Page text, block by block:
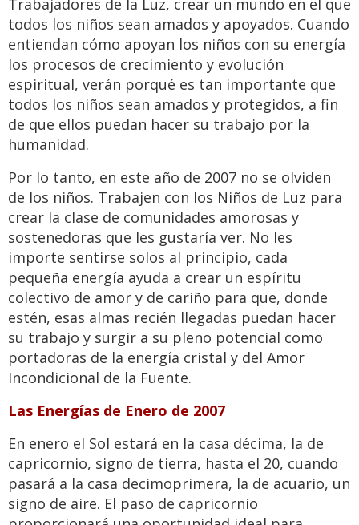
Trabajadores de la Luz, crear un mundo en el que
todos los niños sean amados y apoyados. Cuando
entiendan cómo apoyan los niños con su energía
los procesos de crecimiento y evolución
espiritual, verán porqué es tan importante que
todos los niños sean amados y protegidos, a fin
de que ellos puedan hacer su trabajo por la
humanidad.
Por lo tanto, en este año de 2007 no se olviden
de los niños. Trabajen con los Niños de Luz para
crear la clase de comunidades amorosas y
sostenedoras que les gustaría ver. No les
importe sentirse solos al principio, cada
pequeña energía ayuda a crear un espíritu
colectivo de amor y de cariño para que, donde
estén, esas almas recién llegadas puedan hacer
su trabajo y surgir a su pleno potencial como
portadoras de la energía cristal y del Amor
Incondicional de la Fuente.
Las Energías de Enero de 2007
En enero el Sol estará en la casa décima, la de
capricornio, signo de tierra, hasta el 20, cuando
pasará a la casa decimoprimera, la de acuario, un
signo de aire. El paso de capricornio